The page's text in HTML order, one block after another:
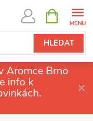
HLEDAT
NÁKUPNÍ
KOŠÍK
Aromce Brno
info k